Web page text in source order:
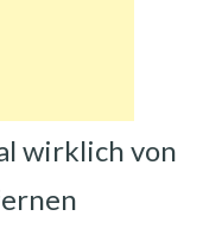
wirklich von